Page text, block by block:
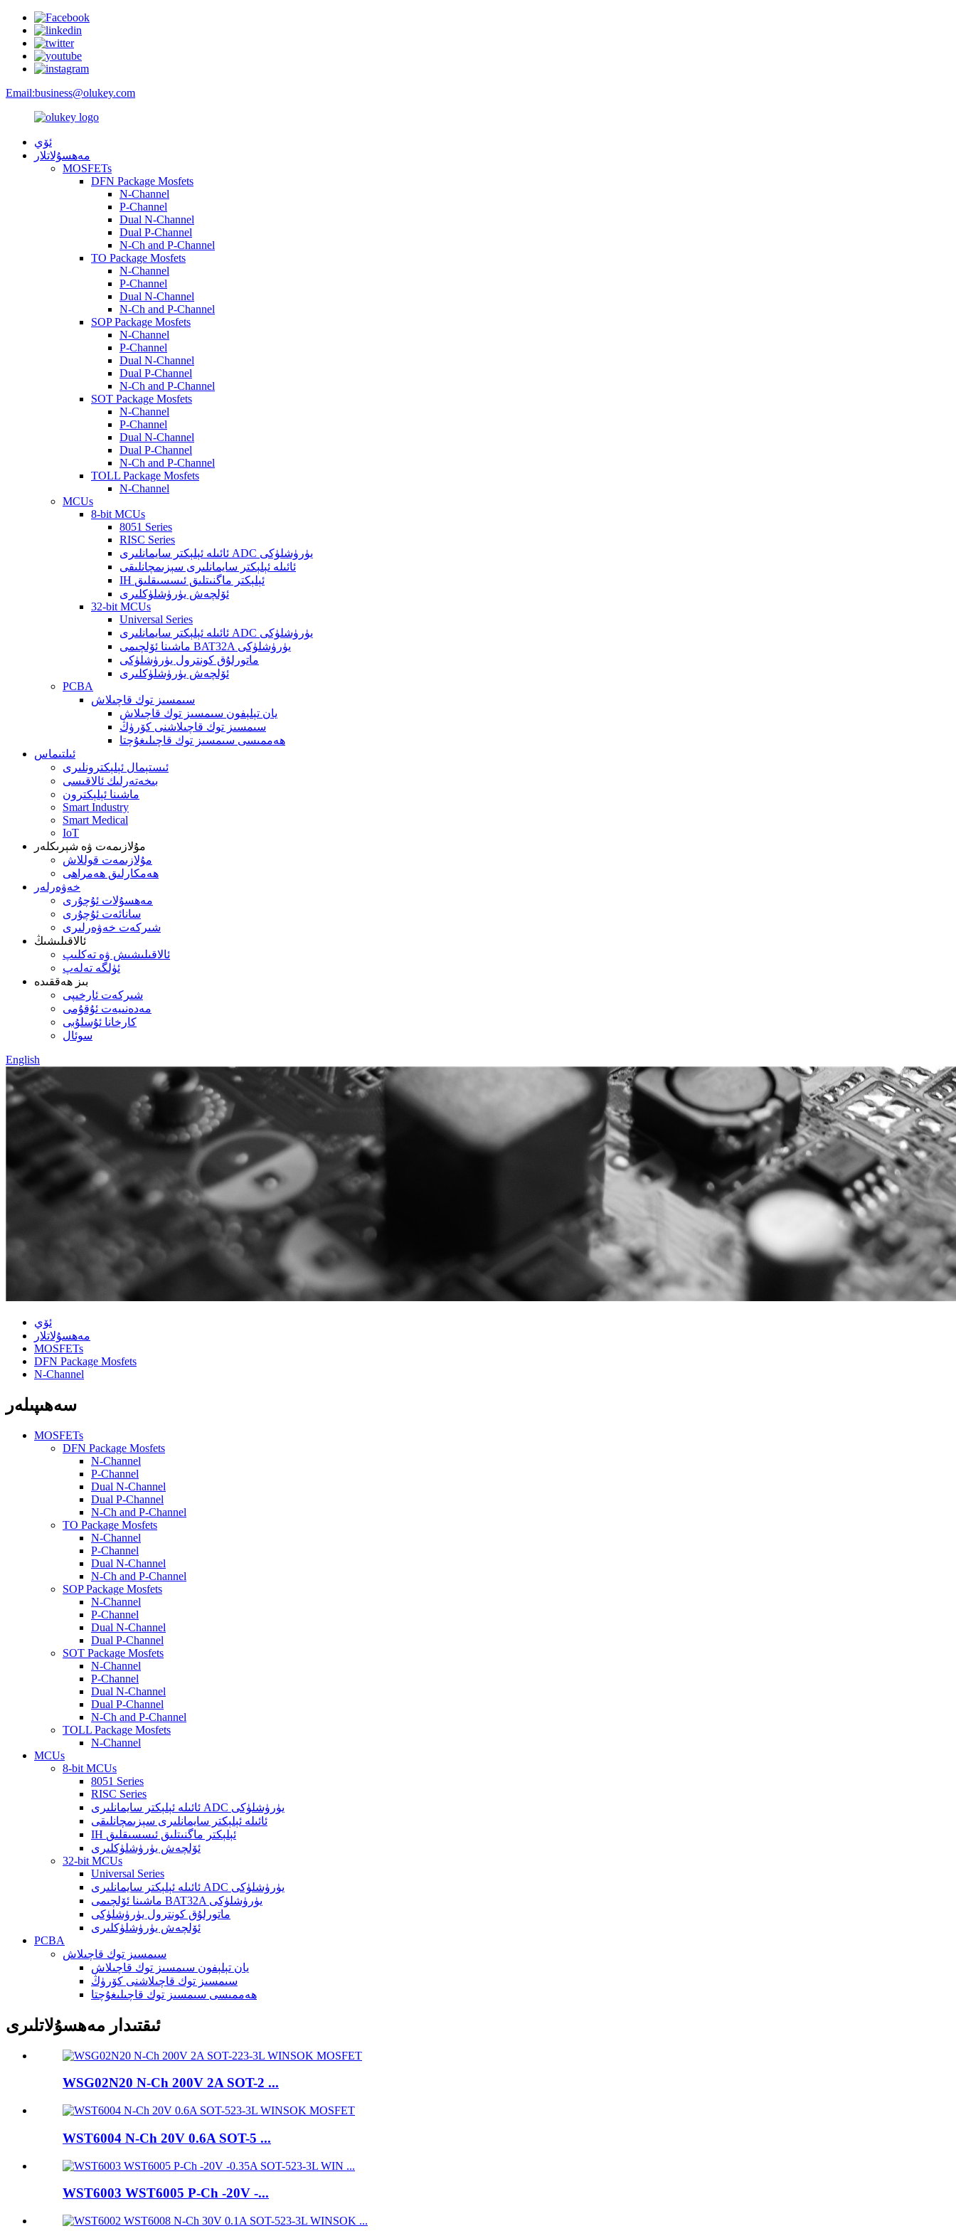
Email:business@olukey.com
ئۆي
مەھسۇلاتلار
MOSFETs
DFN Package Mosfets
N-Channel
P-Channel
Dual N-Channel
Dual P-Channel
N-Ch and P-Channel
TO Package Mosfets
N-Channel
P-Channel
Dual N-Channel
N-Ch and P-Channel
SOP Package Mosfets
N-Channel
P-Channel
Dual N-Channel
Dual P-Channel
N-Ch and P-Channel
SOT Package Mosfets
N-Channel
P-Channel
Dual N-Channel
Dual P-Channel
N-Ch and P-Channel
TOLL Package Mosfets
N-Channel
MCUs
8-bit MCUs
8051 Series
RISC Series
ئائىلە ئېلېكتر سايمانلىرى ADC يۈرۈشلۈكى
ئائىلە ئېلېكتر سايمانلىرى سېزىمچانلىقى
IH ئېلېكتر ماگنىتلىق ئىسسىقلىق
ئۆلچەش يۈرۈشلۈكلىرى
32-bit MCUs
Universal Series
ئائىلە ئېلېكتر سايمانلىرى ADC يۈرۈشلۈكى
ماشىنا ئۆلچىمى BAT32A يۈرۈشلۈكى
ماتورلۇق كونترول يۈرۈشلۈكى
ئۆلچەش يۈرۈشلۈكلىرى
PCBA
سىمسىز توك قاچىلاش
يان تېلېفون سىمسىز توك قاچىلاش
سىمسىز توك قاچىلاشنى كۆرۈڭ
ھەممىسى سىمسىز توك قاچىلىغۇچتا
ئىلتىماس
ئىستېمال ئېلېكترونلىرى
بىخەتەرلىك ئالاقىسى
ماشىنا ئېلېكترون
Smart Industry
Smart Medical
IoT
مۇلازىمەت ۋە شېرىكلەر
مۇلازىمەت قوللاش
ھەمكارلىق ھەمراھى
خەۋەرلەر
مەھسۇلات ئۇچۇرى
سانائەت ئۇچۇرى
شىركەت خەۋەرلىرى
ئالاقىلىشىڭ
ئالاقىلىشىش ۋە تەكلىپ
ئۈلگە تەلەپ
بىز ھەققىدە
شىركەت ئارخىپى
مەدەنىيەت ئۇقۇمى
كارخانا ئۇسلۇبى
سوئال
English
ئۆي
مەھسۇلاتلار
MOSFETs
DFN Package Mosfets
N-Channel
سەھىپىلەر
MOSFETs
DFN Package Mosfets
N-Channel
P-Channel
Dual N-Channel
Dual P-Channel
N-Ch and P-Channel
TO Package Mosfets
N-Channel
P-Channel
Dual N-Channel
N-Ch and P-Channel
SOP Package Mosfets
N-Channel
P-Channel
Dual N-Channel
Dual P-Channel
SOT Package Mosfets
N-Channel
P-Channel
Dual N-Channel
Dual P-Channel
N-Ch and P-Channel
TOLL Package Mosfets
N-Channel
MCUs
8-bit MCUs
8051 Series
RISC Series
ئائىلە ئېلېكتر سايمانلىرى ADC يۈرۈشلۈكى
ئائىلە ئېلېكتر سايمانلىرى سېزىمچانلىقى
IH ئېلېكتر ماگنىتلىق ئىسسىقلىق
ئۆلچەش يۈرۈشلۈكلىرى
32-bit MCUs
Universal Series
ئائىلە ئېلېكتر سايمانلىرى ADC يۈرۈشلۈكى
ماشىنا ئۆلچىمى BAT32A يۈرۈشلۈكى
ماتورلۇق كونترول يۈرۈشلۈكى
ئۆلچەش يۈرۈشلۈكلىرى
PCBA
سىمسىز توك قاچىلاش
يان تېلېفون سىمسىز توك قاچىلاش
سىمسىز توك قاچىلاشنى كۆرۈڭ
ھەممىسى سىمسىز توك قاچىلىغۇچتا
ئىقتىدار مەھسۇلاتلىرى
WSG02N20 N-Ch 200V 2A SOT-2 ...
WST6004 N-Ch 20V 0.6A SOT-5 ...
WST6003 WST6005 P-Ch -20V -...